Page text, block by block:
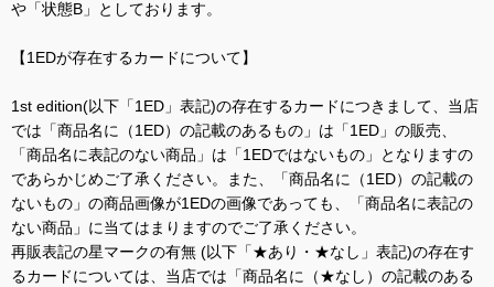
や「状態B」としております。
【1EDが存在するカードについて】
1st edition(以下「1ED」表記)の存在するカードにつきまして、当店
では「商品名に（1ED）の記載のあるもの」は「1ED」の販売、
「商品名に表記のない商品」は「1EDではないもの」となりますの
であらかじめご了承ください。また、「商品名に（1ED）の記載の
ないもの」の商品画像が1EDの画像であっても、「商品名に表記の
ない商品」に当てはまりますのでご了承ください。
再販表記の星マークの有無 (以下「★あり・★なし」表記)の存在す
るカードについては、当店では「商品名に（★なし）の記載のある